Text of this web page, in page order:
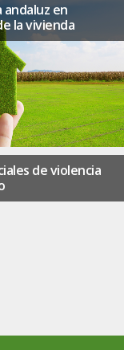
en
la vivienda
de violencia